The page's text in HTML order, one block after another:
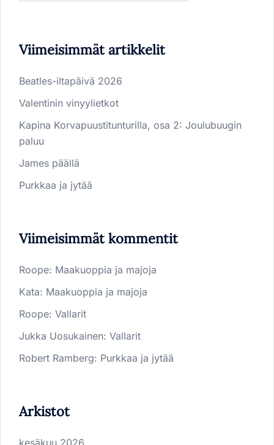
Viimeisimmät artikkelit
Beatles-iltapäivä 2026
Valentinin vinyylietkot
Kapina Korvapuustitunturilla, osa 2: Joulubuugin
paluu
James päällä
Purkkaa ja jytää
Viimeisimmät kommentit
Roope: Maakuoppia ja majoja
Kata: Maakuoppia ja majoja
Roope: Vallarit
Jukka Uosukainen: Vallarit
Robert Ramberg: Purkkaa ja jytää
Arkistot